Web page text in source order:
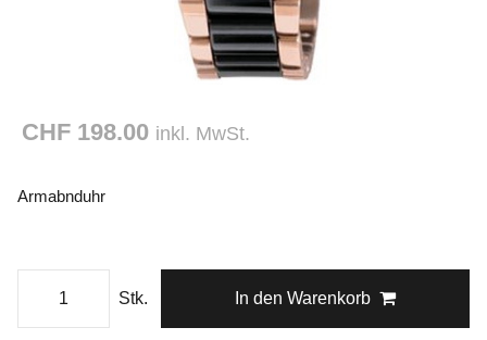
CHF 198.00 inkl. MwSt.
Armabnduhr
Stk. In den Warenkorb